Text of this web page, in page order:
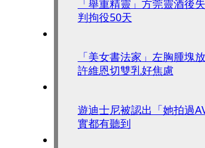
「舉重精靈」方莞靈酒
判拘役50天
「美女書法家」左胸腫
許維恩切雙乳好焦慮
遊迪士尼被認出「她拍過
實都有聽到